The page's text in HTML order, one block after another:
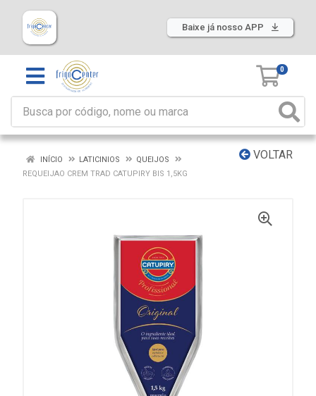
Baixe já nosso APP
0
VOLTAR
INÍCIO LATICINIOS
QUEIJOS
REQUEIJAO CREM TRAD CATUPIRY BIS 1,5KG